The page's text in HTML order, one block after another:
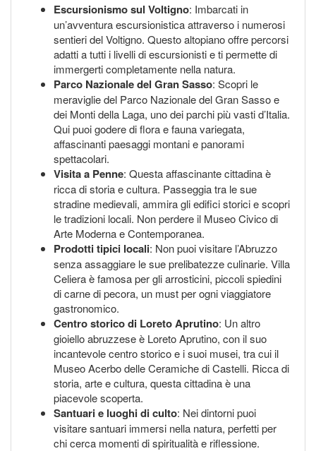
Escursionismo sul Voltigno: Imbarcati in
un’avventura escursionistica attraverso i numerosi
sentieri del Voltigno. Questo altopiano offre percorsi
adatti a tutti i livelli di escursionisti e ti permette di
immergerti completamente nella natura.
Parco Nazionale del Gran Sasso: Scopri le
meraviglie del Parco Nazionale del Gran Sasso e
dei Monti della Laga, uno dei parchi più vasti d’Italia.
Qui puoi godere di flora e fauna variegata,
affascinanti paesaggi montani e panorami
spettacolari.
Visita a Penne: Questa affascinante cittadina è
ricca di storia e cultura. Passeggia tra le sue
stradine medievali, ammira gli edifici storici e scopri
le tradizioni locali. Non perdere il Museo Civico di
Arte Moderna e Contemporanea.
Prodotti tipici locali: Non puoi visitare l’Abruzzo
senza assaggiare le sue prelibatezze culinarie. Villa
Celiera è famosa per gli arrosticini, piccoli spiedini
di carne di pecora, un must per ogni viaggiatore
gastronomico.
Centro storico di Loreto Aprutino: Un altro
gioiello abruzzese è Loreto Aprutino, con il suo
incantevole centro storico e i suoi musei, tra cui il
Museo Acerbo delle Ceramiche di Castelli. Ricca di
storia, arte e cultura, questa cittadina è una
piacevole scoperta.
Santuari e luoghi di culto: Nei dintorni puoi
visitare santuari immersi nella natura, perfetti per
chi cerca momenti di spiritualità e riflessione.